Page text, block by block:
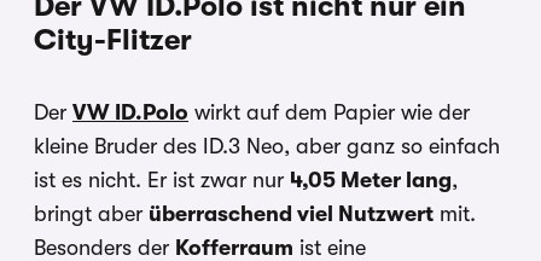
City-Flitzer
Der VW ID.Polo wirkt auf dem Papier wie der
kleine Bruder des ID.3 Neo, aber ganz so einfach
ist es nicht. Er ist zwar nur 4,05 Meter lang,
bringt aber überraschend viel Nutzwert mit.
Besonders der Kofferraum ist eine